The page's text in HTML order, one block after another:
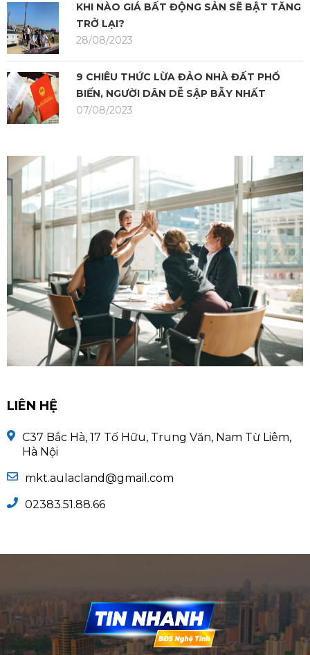
KHI NÀO GIÁ BẤT ĐỘNG SẢN SẼ BẬT TĂNG
TRỞ LẠI?
28/08/2023
9 CHIÊU THỨC LỪA ĐẢO NHÀ ĐẤT PHỔ
BIẾN, NGƯỜI DÂN DỄ SẬP BẪY NHẤT
07/08/2023
LIÊN HỆ
C37 Bắc Hà, 17 Tố Hữu, Trung Văn, Nam Từ Liêm,
Hà Nội
mkt.aulacland@gmail.com
02383.51.88.66